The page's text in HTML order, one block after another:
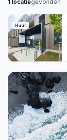
1 locatiegevonden
Huur